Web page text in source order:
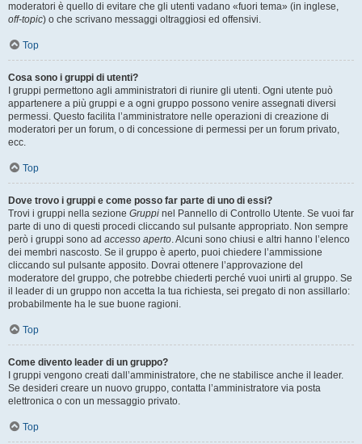
moderatori è quello di evitare che gli utenti vadano «fuori tema» (in inglese,
off-topic) o che scrivano messaggi oltraggiosi ed offensivi.
Top
Cosa sono i gruppi di utenti?
I gruppi permettono agli amministratori di riunire gli utenti. Ogni utente può
appartenere a più gruppi e a ogni gruppo possono venire assegnati diversi
permessi. Questo facilita l’amministratore nelle operazioni di creazione di
moderatori per un forum, o di concessione di permessi per un forum privato,
ecc.
Top
Dove trovo i gruppi e come posso far parte di uno di essi?
Trovi i gruppi nella sezione Gruppi nel Pannello di Controllo Utente. Se vuoi far
parte di uno di questi procedi cliccando sul pulsante appropriato. Non sempre
però i gruppi sono ad accesso aperto. Alcuni sono chiusi e altri hanno l’elenco
dei membri nascosto. Se il gruppo è aperto, puoi chiedere l’ammissione
cliccando sul pulsante apposito. Dovrai ottenere l’approvazione del
moderatore del gruppo, che potrebbe chiederti perché vuoi unirti al gruppo. Se
il leader di un gruppo non accetta la tua richiesta, sei pregato di non assillarlo:
probabilmente ha le sue buone ragioni.
Top
Come divento leader di un gruppo?
I gruppi vengono creati dall’amministratore, che ne stabilisce anche il leader.
Se desideri creare un nuovo gruppo, contatta l’amministratore via posta
elettronica o con un messaggio privato.
Top